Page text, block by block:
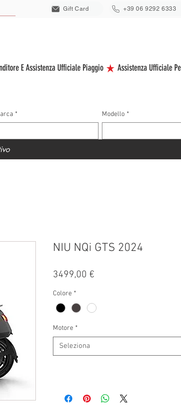
Gift Card +39 06 9292 6333
* Modello *
NIU NQi GTS 2024
3499,00 €
Colore *
Motore *
Seleziona